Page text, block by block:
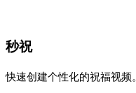
秒祝
快速创建个性化的祝福视频。